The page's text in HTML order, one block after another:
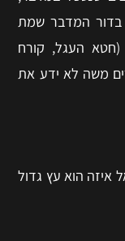
בדור המדבר שמת
העגל, קורח
משה לא ידע את
איזה הוא עץ גדול